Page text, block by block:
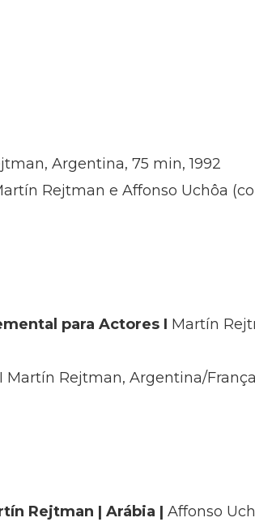
Argentina, 75 min, 1992
Rejtman e Affonso Uchôa
para Actores I Martín
I Martín Rejtman, Argentina/
Rejtman | Arábia | Affonso